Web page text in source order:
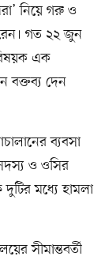
নিয়ে গরু ও
গত ২২ জুন
এক
বক্তব্য দেন
ব্যবসা
সদস্য ও ওসির
মধ্যে হামলা
সীমান্তবর্তী